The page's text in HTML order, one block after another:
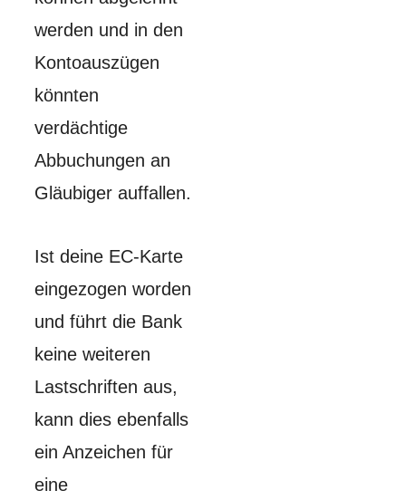
werden und in den
Kontoauszügen
könnten
verdächtige
Abbuchungen an
Gläubiger auffallen.
Ist deine EC-Karte
eingezogen worden
und führt die Bank
keine weiteren
Lastschriften aus,
kann dies ebenfalls
ein Anzeichen für
eine